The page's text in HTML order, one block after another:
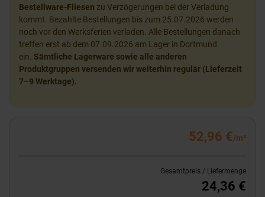
Bestellware-Fliesen zu Verzögerungen bei der Verladung
kommt. Bezahlte Bestellungen bis zum 25.07.2026 werden
noch vor den Werksferien verladen. Alle Bestellungen danach
treffen erst ab dem 07.09.2026 am Lager in Dortmund
ein. Sämtliche Lagerware sowie alle anderen
Produktgruppen versenden wir weiterhin regulär (Lieferzeit
7–9 Werktage).
52,96 €/m²
Gesamtpreis / Liefermenge
24,36 €